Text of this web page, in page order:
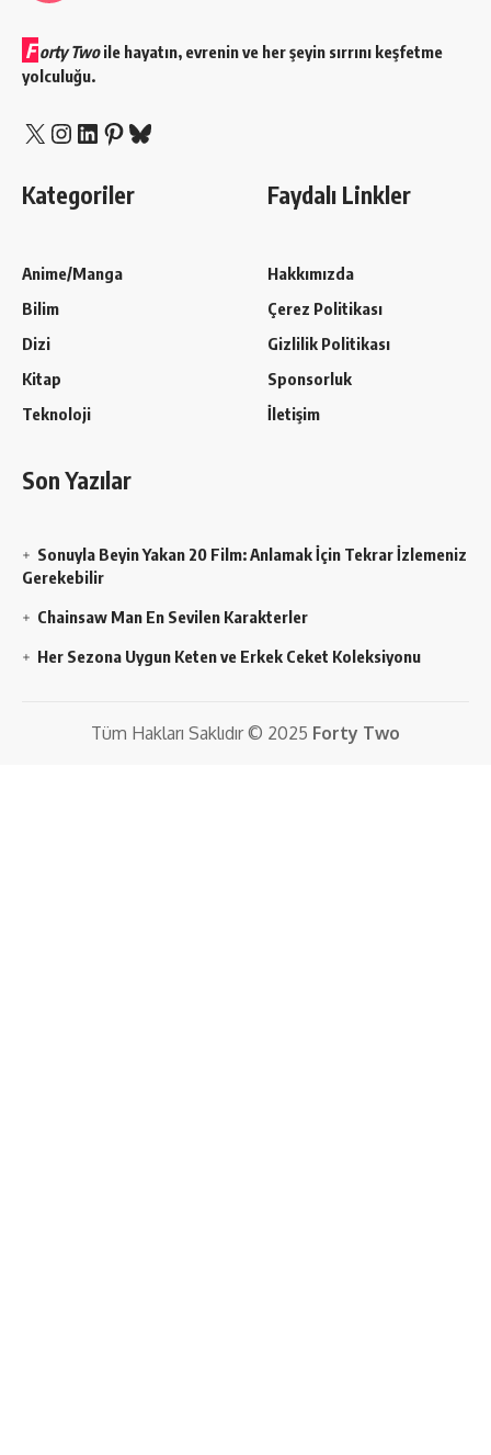
F orty Twoile hayatın, evrenin ve her şeyin sırrını keşfetme
yolculuğu.
X Instagram
LinkedIn
Pinterest
Bluesky
Kategoriler
Anime/Manga
Bilim
Dizi
Kitap
Teknoloji
Faydalı Linkler
Hakkımızda
Çerez Politikası
Gizlilik Politikası
Sponsorluk
İletişim
Son Yazılar
Sonuyla Beyin Yakan 20 Film: Anlamak İçin Tekrar İzlemeniz
Gerekebilir
Chainsaw Man En Sevilen Karakterler
Her Sezona Uygun Keten ve Erkek Ceket Koleksiyonu
Tüm Hakları Saklıdır © 2025 Forty Two